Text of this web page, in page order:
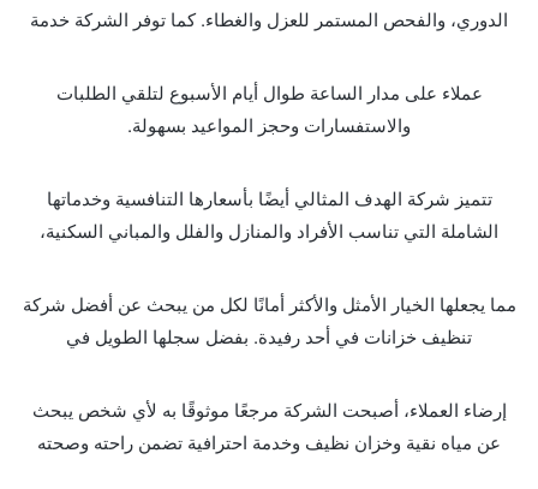
الدوري، والفحص المستمر للعزل والغطاء. كما توفر الشركة خدمة
عملاء على مدار الساعة طوال أيام الأسبوع لتلقي الطلبات
والاستفسارات وحجز المواعيد بسهولة.
تتميز شركة الهدف المثالي أيضًا بأسعارها التنافسية وخدماتها
الشاملة التي تناسب الأفراد والمنازل والفلل والمباني السكنية،
مما يجعلها الخيار الأمثل والأكثر أمانًا لكل من يبحث عن أفضل شركة
تنظيف خزانات في أحد رفيدة. بفضل سجلها الطويل في
إرضاء العملاء، أصبحت الشركة مرجعًا موثوقًا به لأي شخص يبحث
عن مياه نقية وخزان نظيف وخدمة احترافية تضمن راحته وصحته